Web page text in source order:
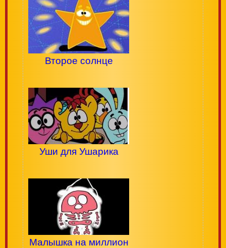
Второе солнце
Уши для Ушарика
Малышка на миллион